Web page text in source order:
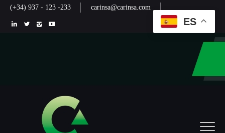
(+34) 937 - 123 -233 carinsa@carinsa.com
ES